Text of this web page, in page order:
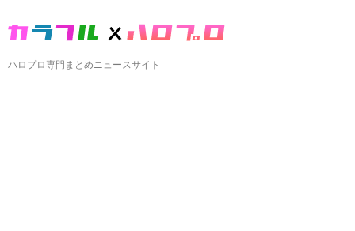
ハロプロ専門まとめニュースサイト